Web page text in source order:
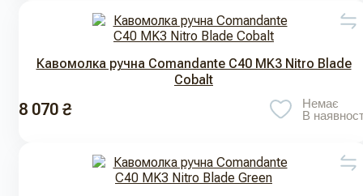
Кавомолка ручна Comandante С40 MK3 Nitro Blade
Cobalt
8 070 ₴
Немає
В